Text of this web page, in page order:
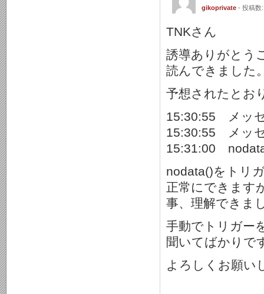
gikoprivate - 投稿数
TNKさん
誘導ありがとう
読んできました
予想されたとお
15:30:55 メッ
15:30:55 メッ
15:31:00
nodata()をトリ
正常にできます
事、理解できま
手動でトリガー
聞いてばかりで
よろしくお願い